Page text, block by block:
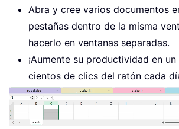
Abra y cree varios documentos
pestañas dentro de la misma
hacerlo en ventanas separadas.
¡Aumente su productividad en
cientos de clics del ratón cada